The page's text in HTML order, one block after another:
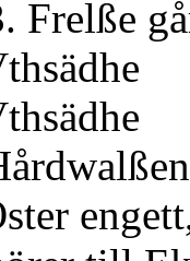
engett,